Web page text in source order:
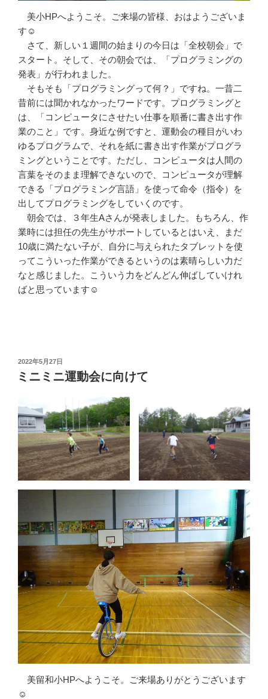
美小HPへようこそ。ご来場の皆様、おはようございま
す☺
さて、新しい１週間の始まりの今日は「全校朝会」で
スタート。そして、その朝会では、「プログラミングの
発表」が行われました。
そもそも「プログラミングって何？」ですね。一昔二
昔前には聞かれなかったワードです。プログラミングと
は、「コンピュータにさせたい仕事を順番に書き出す作
業のこと」です。身近な例ですと、運動会の種目がいわ
ゆるプログラムで、それを紙に書き出す作業がプログラ
ミングということです。ただし、コンピュータは人間の
言葉をそのまま理解できないので、コンピュータが理解
できる「プログラミング言語」を使って命令（指令）を
出してプログラミングをしていくのです。
朝会では、３年生Aさんが発表しました。もちろん、作
業時には担任の先生がサポートしているとはいえ、まだ
10歳に満たない子が、自分に与えられたタブレットを使
ってこういった作業ができるというのは素晴らしい力だ
なと感じました。こういう力をどんどん伸ばしていけれ
ばと思っています☺
投
稿
日:
2022年5月27日
ミニミニ運動会に向けて
美留和小HPへようこそ。ご来場ありがとうございます
☺